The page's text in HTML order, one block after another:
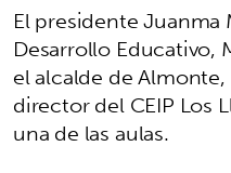
El presidente
Desarrollo Educativo,
el alcalde de
director del CEIP Los
una de las aulas.